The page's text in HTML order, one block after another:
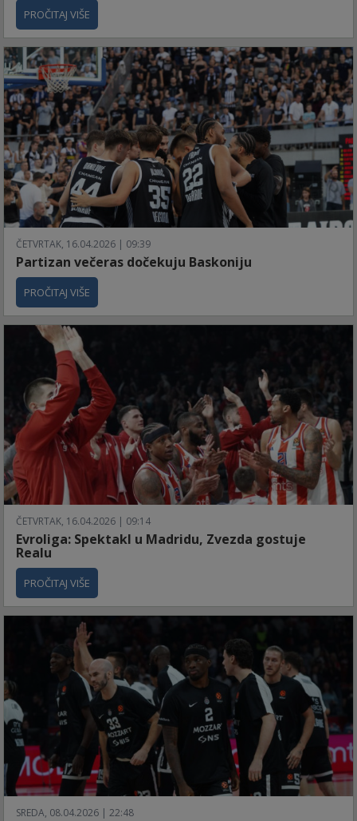
PROČITAJ VIŠE
ČETVRTAK, 16.04.2026 | 09:39
Partizan večeras dočekuju Baskoniju
PROČITAJ VIŠE
ČETVRTAK, 16.04.2026 | 09:14
Evroliga: Spektakl u Madridu, Zvezda gostuje
Realu
PROČITAJ VIŠE
SREDA, 08.04.2026 | 22:48